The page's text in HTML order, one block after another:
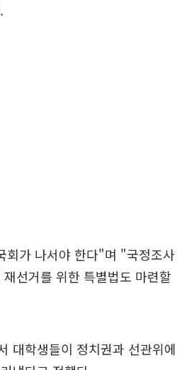
회가 나서야 한다"며 "국정조사
선거를 위한 특별법도 마련할
대학생들이 정치권과 선관위에